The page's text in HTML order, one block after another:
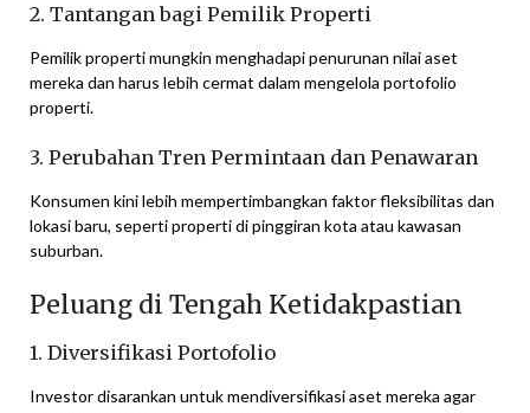
2. Tantangan bagi Pemilik Properti
Pemilik properti mungkin menghadapi penurunan nilai aset
mereka dan harus lebih cermat dalam mengelola portofolio
properti.
3. Perubahan Tren Permintaan dan Penawaran
Konsumen kini lebih mempertimbangkan faktor fleksibilitas dan
lokasi baru, seperti properti di pinggiran kota atau kawasan
suburban.
Peluang di Tengah Ketidakpastian
1. Diversifikasi Portofolio
Investor disarankan untuk mendiversifikasi aset mereka agar